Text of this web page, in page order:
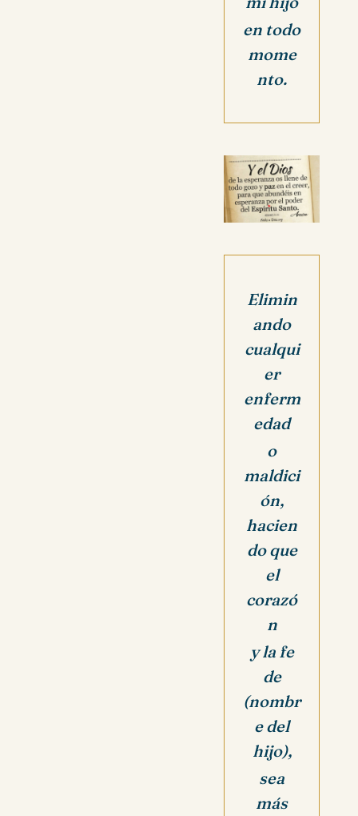
en todo
mome
nto.
Elimin
ando
cualqui
er
enferm
edad
o
maldici
ón,
hacien
do que
el
corazó
n
y la fe
de
(nombr
e del
hijo),
sea
más